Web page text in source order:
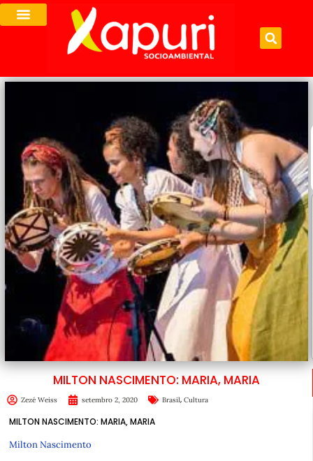
MILTON NASCIMENTO: MARIA, MARIA
Zezé Weiss setembro 2, 2020 Brasil, Cultura
MILTON NASCIMENTO: MARIA, MARIA
Milton Nascimento